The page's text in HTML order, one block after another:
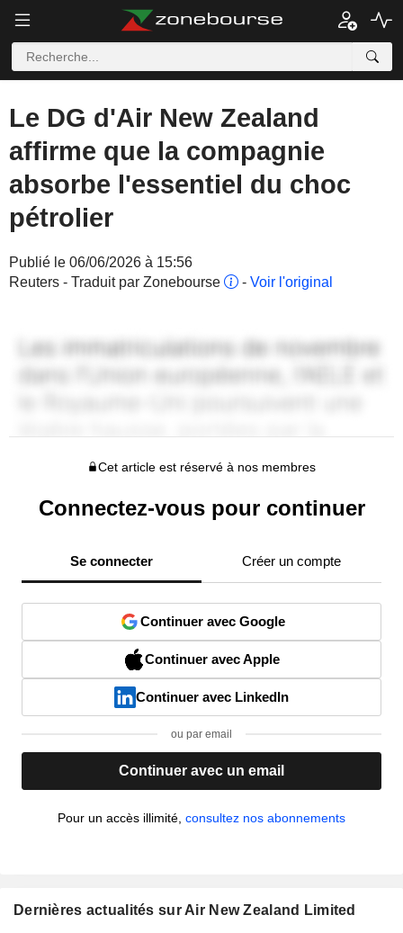
Le DG d'Air New Zealand
affirme que la compagnie
absorbe l'essentiel du choc
pétrolier
Publié le 06/06/2026 à 15:56
Reuters - Traduit par Zonebourse
- Voir l'original
Cet article est réservé à nos membres
Connectez-vous pour continuer
Se connecter Créer un compte
Continuer avec Google
Continuer avec Apple
Continuer avec LinkedIn
ou par email
Continuer avec un email
Pour un accès illimité, consultez nos abonnements
Dernières actualités sur Air New Zealand Limited